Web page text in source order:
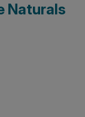
Naturals